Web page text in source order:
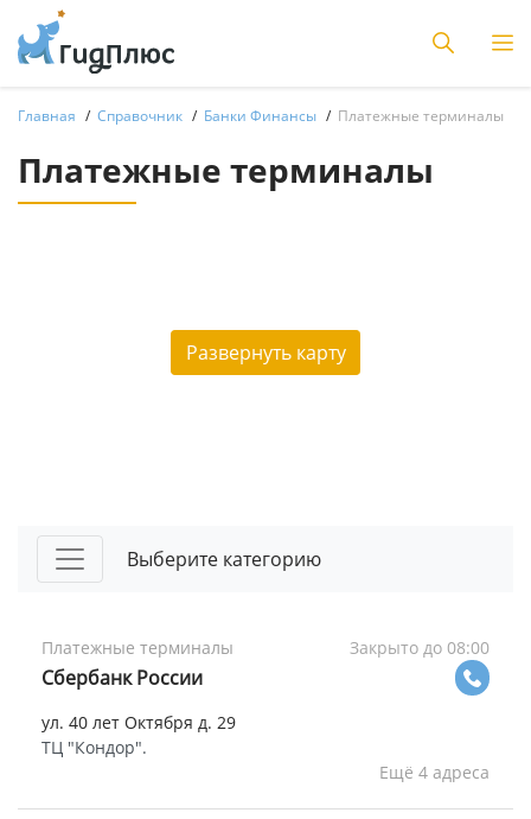
Главная Справочник Банки Финансы Платежные терминалы
Платежные терминалы
Развернуть карту
Выберите категорию
Платежные терминалы Закрыто до 08:00
Сбербанк России
ул. 40 лет Октября д. 29
ТЦ "Кондор".
Ещё 4 адреса